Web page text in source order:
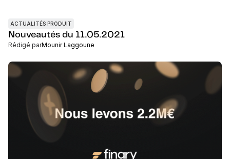
ACTUALITÉS PRODUIT
Nouveautés du 11.05.2021
Rédigé parMounir Laggoune